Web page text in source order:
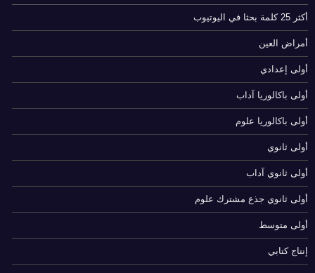
أكثر 25 كلمة بحثا في اليوتيوب
أمراض العين
أولى إعدادي
أولى باكالوريا آداب
أولى باكالوريا علوم
أولى ثانوي
أولى ثانوي آداب
أولى ثانوي جذع مشترك علوم
أولى متوسط
إنتاج كتابي